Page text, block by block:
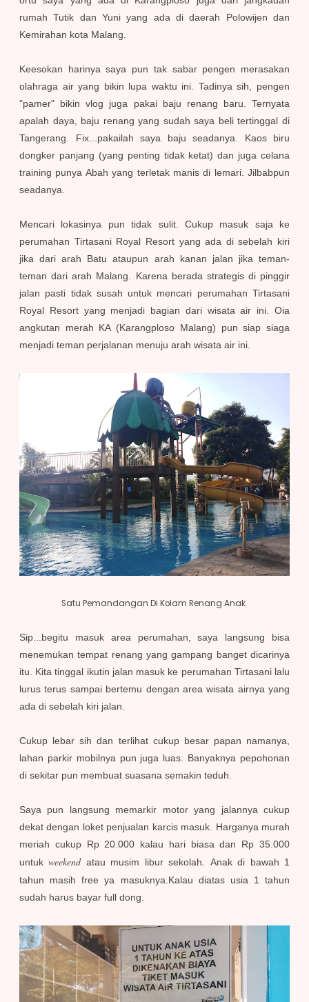
rumah Tutik dan Yuni yang ada di daerah Polowijen dan
Kemirahan kota Malang.
Keesokan harinya saya pun tak sabar pengen merasakan
olahraga air yang bikin lupa waktu ini. Tadinya sih, pengen
"pamer" bikin vlog juga pakai baju renang baru. Ternyata
apalah daya, baju renang yang sudah saya beli tertinggal di
Tangerang. Fix...pakailah saya baju seadanya. Kaos biru
dongker panjang (yang penting tidak ketat) dan juga celana
training punya Abah yang terletak manis di lemari. Jilbabpun
seadanya.
Mencari lokasinya pun tidak sulit. Cukup masuk saja ke
perumahan Tirtasani Royal Resort yang ada di sebelah kiri
jika dari arah Batu ataupun arah kanan jalan jika teman-
teman dari arah Malang. Karena berada strategis di pinggir
jalan pasti tidak susah untuk mencari perumahan Tirtasani
Royal Resort yang menjadi bagian dari wisata air ini. Oia
angkutan merah KA (Karangploso Malang) pun siap siaga
menjadi teman perjalanan menuju arah wisata air ini.
Satu Pemandangan Di Kolam Renang Anak
Sip...begitu masuk area perumahan, saya langsung bisa
menemukan tempat renang yang gampang banget dicarinya
itu. Kita tinggal ikutin jalan masuk ke perumahan Tirtasani lalu
lurus terus sampai bertemu dengan area wisata airnya yang
ada di sebelah kiri jalan.
Cukup lebar sih dan terlihat cukup besar papan namanya,
lahan parkir mobilnya pun juga luas. Banyaknya pepohonan
di sekitar pun membuat suasana semakin teduh.
Saya pun langsung memarkir motor yang jalannya cukup
dekat dengan loket penjualan karcis masuk. Harganya murah
meriah cukup Rp 20.000 kalau hari biasa dan Rp 35.000
untukweekend atau musim libur sekolah.
Anak di bawah 1
tahun masih free ya masuknya. Kalau diatas usia 1 tahun
sudah harus bayar full dong.